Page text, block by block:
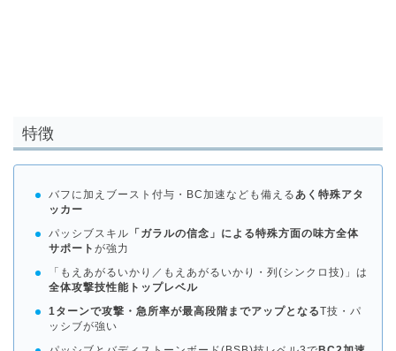
特徴
バフに加えブースト付与・BC加速なども備えるあく特殊アタ
ッカー
パッシブスキル 「ガラルの信念」による特殊方面の味方全体
サポート が強力
「もえあがるいかり／もえあがるいかり・列(シンクロ技)」は
全体攻撃技性能トップレベル
1ターンで攻撃・急所率が最高段階までアップとなるT技・パ
ッシブが強い